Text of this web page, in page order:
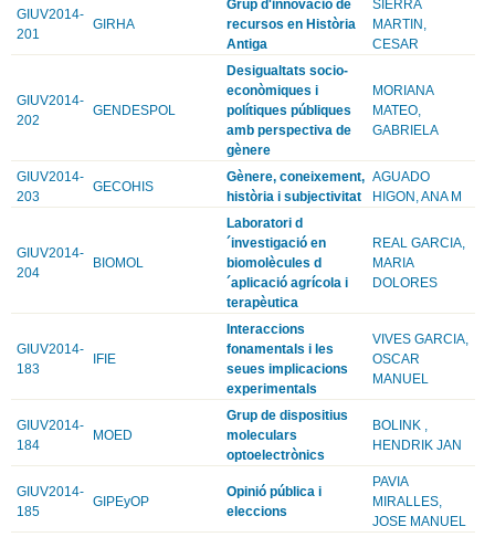
GIUV2014-
201
GIRHA
Grup d'innovació de
recursos en Història
Antiga
SIERRA
MARTIN,
CESAR
GIUV2014-
202
GENDESPOL
Desigualtats socio-
econòmiques i
polítiques públiques
amb perspectiva de
gènere
MORIANA
MATEO,
GABRIELA
GIUV2014-
203
GECOHIS
Gènere, coneixement,
història i subjectivitat
AGUADO
HIGON, ANA M
GIUV2014-
204
BIOMOL
Laboratori d
´investigació en
biomolècules d
´aplicació agrícola i
terapèutica
REAL GARCIA,
MARIA
DOLORES
GIUV2014-
183
IFIE
Interaccions
fonamentals i les
seues implicacions
experimentals
VIVES GARCIA,
OSCAR
MANUEL
GIUV2014-
184
MOED
Grup de dispositius
moleculars
optoelectrònics
BOLINK ,
HENDRIK JAN
GIUV2014-
185
GIPEyOP
Opinió pública i
eleccions
PAVIA
MIRALLES,
JOSE MANUEL